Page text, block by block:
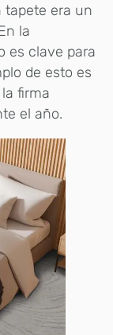
tapete era un
la
es clave para
de esto es
firma
el año.